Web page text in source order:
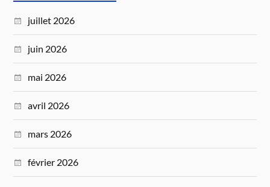
juillet 2026
juin 2026
mai 2026
avril 2026
mars 2026
février 2026